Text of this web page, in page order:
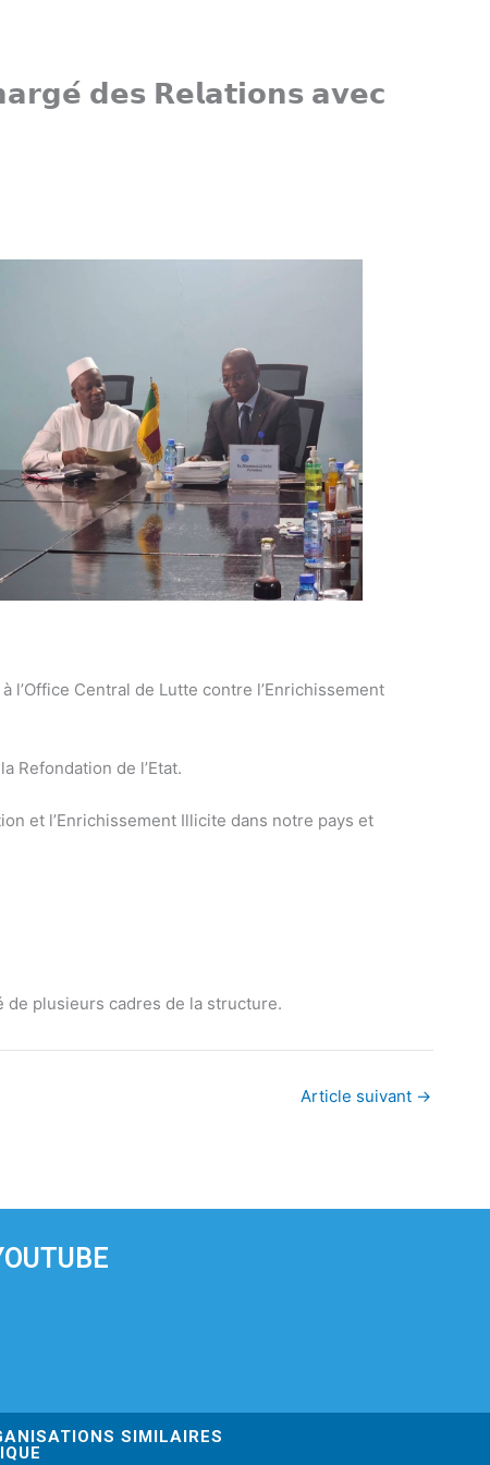
𝗱𝗲𝘀 𝗥𝗲𝗹𝗮𝘁𝗶𝗼𝗻𝘀 𝗮𝘃𝗲𝗰
l’Office Central de Lutte contre l’Enrichissement
Refondation de l’Etat.
et l’Enrichissement Illicite dans notre pays et
de plusieurs cadres de la structure.
Article suivant →
SIMILAIRES